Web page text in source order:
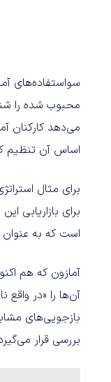
سواستفاده‌های
محبوب شده را
می‌دهد کارکنان
اساس آن تنظیم
برای بازاریابی
است که به
آمازون که هم
آن‌ها را «در
بررسی قرار